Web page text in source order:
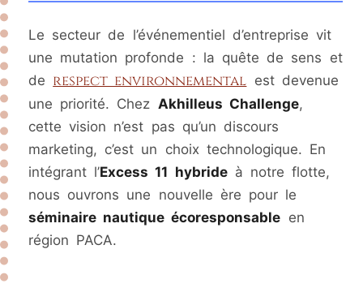
Le secteur de l’événementiel d’entreprise vit
une mutation profonde : la quête de sens et
de respect environnemental est devenue
une priorité. Chez Akhilleus Challenge,
cette vision n’est pas qu’un discours
marketing, c’est un choix technologique. En
intégrant l’Excess 11 hybrideà notre flotte,
nous ouvrons une nouvelle ère pour le
séminaire nautique écoresponsable en
région PACA.